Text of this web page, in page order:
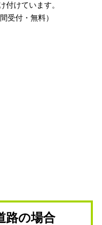
付けています。
受付・無料）
路の場合